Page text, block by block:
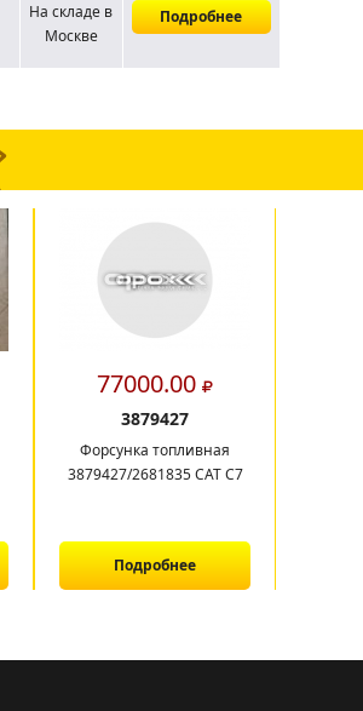
На складе в
Москве
Подробнее
77000.00
3879427
Форсунка топливная
3879427/2681835 CAT C7
Подробнее